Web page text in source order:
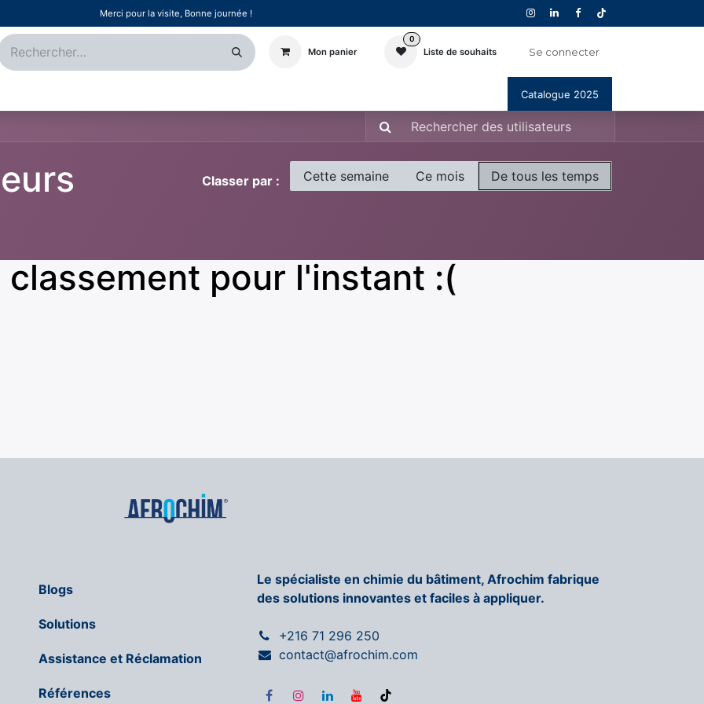
Merci pour la visite, Bonne journée !
Mon panier
0
Liste de souhaits Se connecter
Catalogue 2025
Classer par : Cette semaine Ce mois De tous les temps
classement pour l'instant :(
Le spécialiste en chimie du bâtiment, Afrochim fabrique
des solutions innovantes et faciles à appliquer.
+216 71 296 250
contact@afrochim.com
Blogs
Solutions
Assistance et Réclamation
Références